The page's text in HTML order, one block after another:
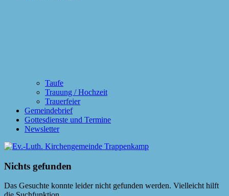
Taufe
Trauung / Hochzeit
Trauerfeier
Gemeindebrief
Gottesdienste und Termine
Newsletter
Nichts gefunden
Das Gesuchte konnte leider nicht gefunden werden. Vielleicht hilft